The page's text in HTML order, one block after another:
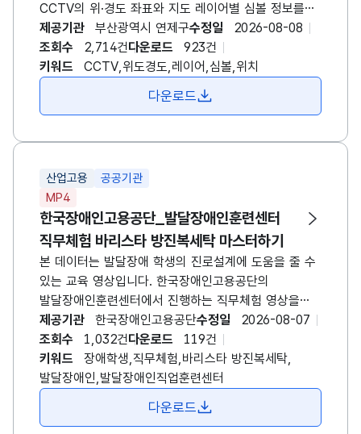
CCTV의 위·경도 좌표와 지도 레이어별 심볼 정보를
포함합니다. 이 데이터는 도시 안전 관리와 교통 흐름
파악을 위해 시각화·분석에 활용될 수 있도록
설계되었습니다. 데이터는 CSV와 GeoJSON
형식으로 제공되며, 주요 필드로는 CCTV 고유번호,
위도, 경도, 심볼 종류(예: 원형, 사각형), 레이어 구분
2회 정기 업데이트되며, 좌표계는 WGS84를 기준으로
분석, 스마트 시티 플랫폼 연계, 학술 연구 등이
있습니다. 이용 시에는 개인정보 보호와 보안 정책을
준수하고, 데이터 출처를 명시해야 합니다.
제공기관 부산광역시 연제구수정일
2026-08-08
조회수
2,714건다운로드
923건
키워드
CCTV,위도경도,레이어,심볼,위치
다운로드
산업고용
공공기관
MP4
한국장애인고용공단_발달장애인훈련센터
직무체험 바리스타 방진복세탁 마스터하기
본 데이터는 발달장애 학생의 진로설계에 도움을 줄 수
있는 교육 영상입니다. 한국장애인고용공단의
발달장애인훈련센터에서 진행하는 직무체험 영상을
제공합니다. 바리스타, 방진복세탁 근무를 위해 어떤
업무를 수행해야하는지 설명을 듣고, 직접 참여하는
모습이 담겨있습니다. *발달장애인훈련센터란? -
발달장애인의 특성에 따라 설계된 체계적인
직업훈련으로 취업을 지원하고, 직업 흥미와 적성을
발견할 수 있도록 현장감 있는 직업체험 제공 -
제공기관 한국장애인고용공단수정일
2026-08-07
조회수
1,032건다운로드
119건
키워드
장애학생,직무체험,바리스타 방진복세탁,
발달장애인,발달장애인직업훈련센터
다운로드